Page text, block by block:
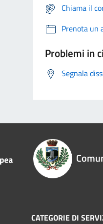
Chiama il
Prenota un
Problemi in
Segnala
CATEGORIE DI